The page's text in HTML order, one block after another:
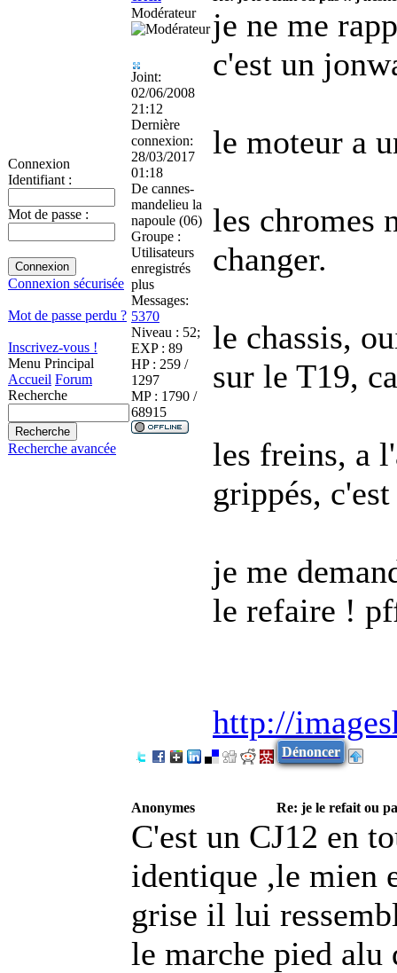
Connexion
Identifiant :
Mot de passe :
Connexion sécurisée
Mot de passe perdu ?
Inscrivez-vous !
Menu Principal
Accueil Forum
Recherche
Recherche avancée
Modérateur
Joint:
02/06/2008
21:12
Dernière
connexion:
28/03/2017
01:18
De cannes-
mandelieu la
napoule (06)
Groupe :
Utilisateurs
enregistrés
plus
Messages:
5370
Niveau : 52;
EXP : 89
HP : 259 /
1297
MP : 1790 /
68915
je ne me
c'est un
le moteur a
les chromes
changer.
le chassis,
sur le T19,
les freins, a
grippés,
je me
le refaire !
http://
Dénoncer
Anonymes Re: je le refait ou
C'est un CJ12 en
identique ,le mien
grise il lui
le marche pied alu